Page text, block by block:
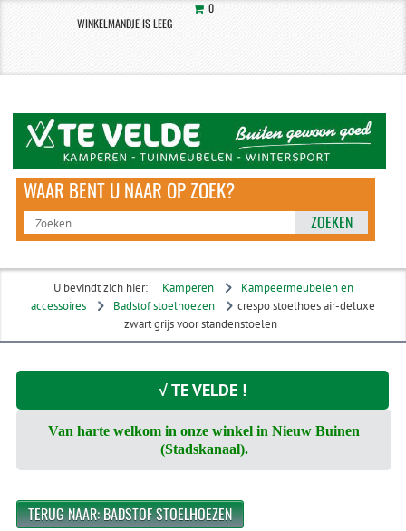
0
WINKELMANDJE IS LEEG
ZOEKEN
U bevindt zich hier: Kamperen
Kampeermeubelen en
accessoires
Badstof stoelhoezen
crespo stoelhoes air-deluxe
zwart grijs voor standenstoelen
√ TE VELDE !
Van harte welkom in onze winkel in Nieuw Buinen
(Stadskanaal).
TERUG NAAR: BADSTOF STOELHOEZEN